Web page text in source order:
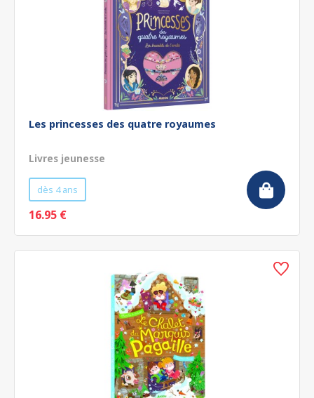
Les princesses des quatre royaumes
Livres jeunesse
dès 4 ans
16.95 €